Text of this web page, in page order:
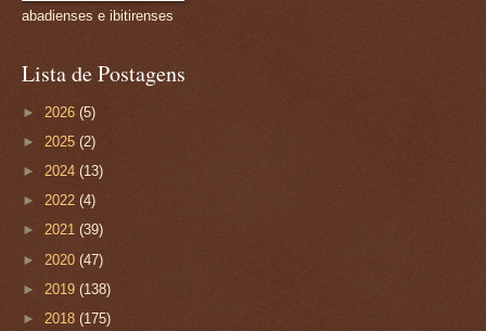
abadienses e ibitirenses
Lista de Postagens
► 2026 (5)
► 2025 (2)
► 2024 (13)
► 2022 (4)
► 2021 (39)
► 2020 (47)
► 2019 (138)
► 2018 (175)